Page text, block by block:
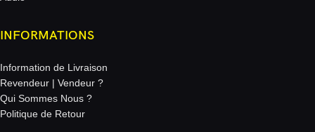
INFORMATIONS
Information de Livraison
Revendeur | Vendeur ?
Qui Sommes Nous ?
Politique de Retour